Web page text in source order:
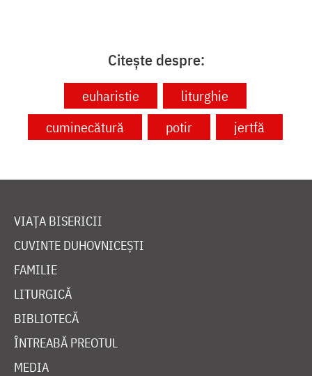
Citește despre:
euharistie
liturghie
cuminecătură
potir jertfă
VIAȚA BISERICII
CUVINTE DUHOVNICEȘTI
FAMILIE
LITURGICĂ
BIBLIOTECĂ
ÎNTREABĂ PREOTUL
MEDIA